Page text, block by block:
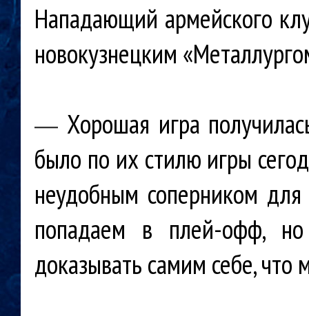
Нападающий армейского
новокузнецким
— Хорошая игра
было по их стилю игры
неудобным соперником
попадаем в плей-офф,
доказывать самим себе,